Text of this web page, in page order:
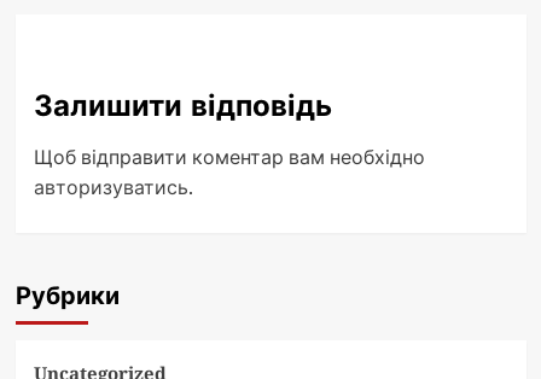
Залишити відповідь
Щоб відправити коментар вам необхідно
авторизуватись.
Рубрики
Uncategorized